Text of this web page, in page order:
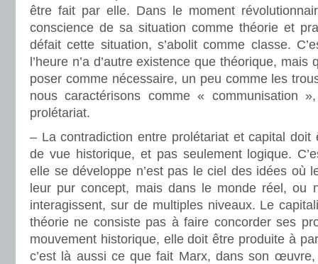
être fait par elle. Dans le moment
conscience de sa situation comme théorie et
défait cette situation, s’abolit comme classe.
l’heure n’a d’autre existence que théorique, mais
poser comme nécessaire, un peu comme les
nous caractérisons comme « communisation
prolétariat.
– La contradiction entre prolétariat et capital doit
de vue historique, et pas seulement logique.
elle se développe n’est pas le ciel des idées où
leur pur concept, mais dans le monde réel, ou
interagissent, sur de multiples niveaux. Le
théorie ne consiste pas à faire concorder ses
mouvement historique, elle doit être produite à
c’est là aussi ce que fait Marx, dans son œuvre,